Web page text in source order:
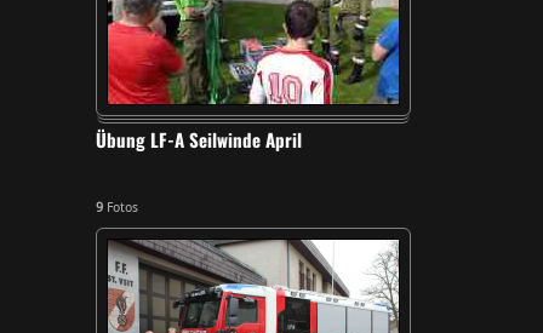
Übung LF-A Seilwinde April
9 Fotos